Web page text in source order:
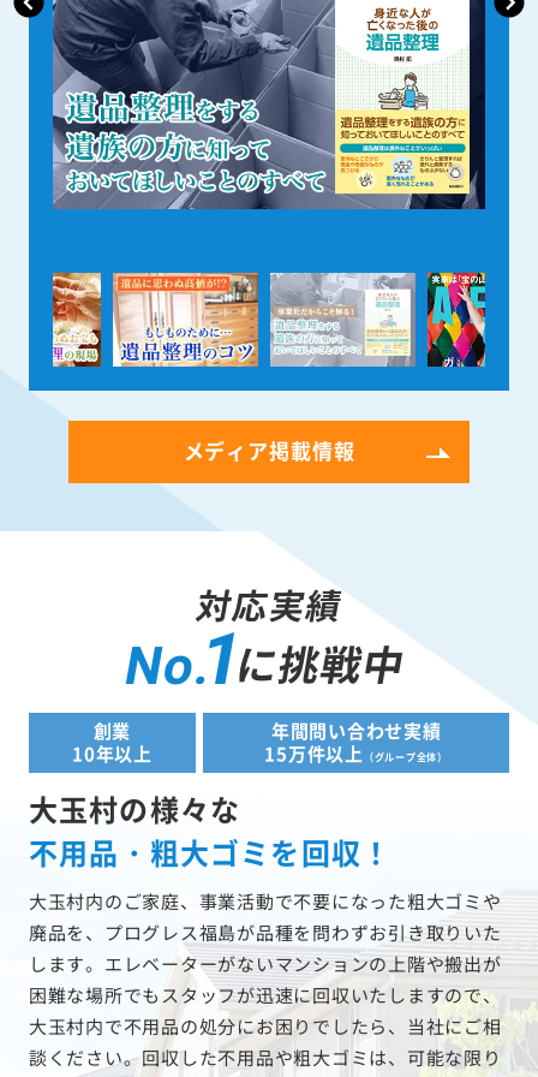
メディア掲載情報
対応実績
No.1に挑戦中
創業
10年以上
年間問い合わせ実績
15万件以上
（グループ全体）
大玉村の様々な
不用品・粗大ゴミを回収！
大玉村内のご家庭、事業活動で不要になった粗大ゴミや
廃品を、プログレス福島が品種を問わずお引き取りいた
します。エレベーターがないマンションの上階や搬出が
困難な場所でもスタッフが迅速に回収いたしますので、
大玉村内で不用品の処分にお困りでしたら、当社にご相
談ください。回収した不用品や粗大ゴミは、可能な限り